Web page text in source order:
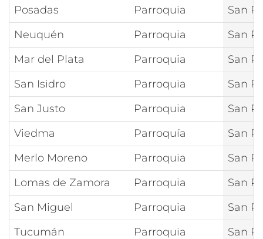
Posadas Parroquia
San
Neuquén
Parroquia
San
Mar del Plata
Parroquia
San
San Isidro
Parroquia
San
San Justo
Parroquia
San
Viedma
Parroquía
San
Merlo Moreno
Parroquia
San
Lomas de Zamora
Parroquia
San
San Miguel
Parroquia
San
Tucumán
Parroquia
San